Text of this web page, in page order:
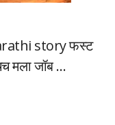
story फस्ट
मला जॉब …